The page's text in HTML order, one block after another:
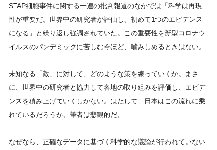
STAP細胞事件に関する一連の批判報道のなかでは「科学は再現
性が重要だ。世界中の研究者が評価し、初めて1つのエビデンス
になる」と繰り返し強調されていた。この重要性を新型コロナウ
イルスのパンデミックに苦しむ今ほど、噛みしめるときはない。
未知なる「敵」に対して、どのような策を練っていくか。まさ
に、世界中の研究者と協力して各地の取り組みを評価し、エビデ
ンスを積み上げていくしかない。はたして、日本はこの流れに乗
れているだろうか。筆者は悲観的だ。
なぜなら、正確なデータに基づく科学的な議論が行われていない